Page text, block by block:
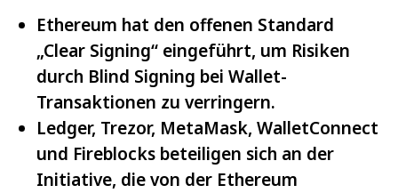
Ethereum hat den offenen Standard
„Clear Signing“ eingeführt, um Risiken
durch Blind Signing bei Wallet-
Transaktionen zu verringern.
Ledger, Trezor, MetaMask, WalletConnect
und Fireblocks beteiligen sich an der
Initiative, die von der Ethereum